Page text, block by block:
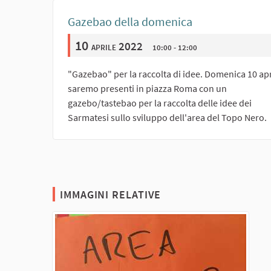
Gazebao della domenica
10 aprile 2022 10:00 - 12:00
"Gazebao" per la raccolta di idee. Domenica 10
saremo presenti in piazza Roma con un
gazebo/tastebao per la raccolta delle idee dei
Sarmatesi sullo sviluppo dell'area del Topo Nero.
IMMAGINI RELATIVE